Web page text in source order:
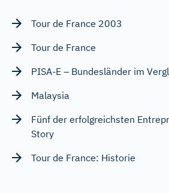
Tour de France 2003
Tour de France
PISA-E – Bundesländer im
Malaysia
Fünf der erfolgreichsten
Story
Tour de France: Historie